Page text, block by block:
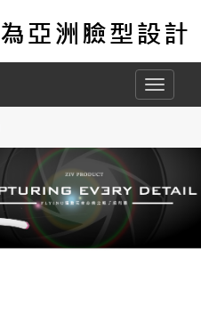
Toggle